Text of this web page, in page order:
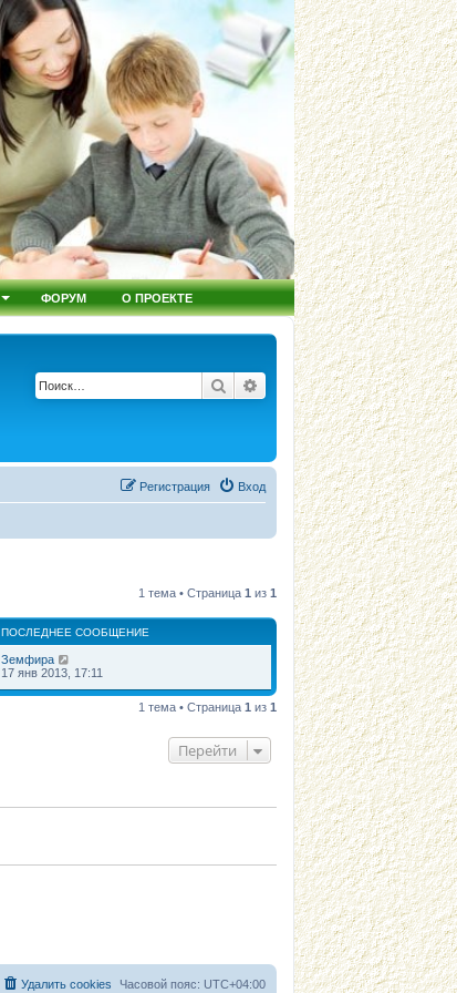
ФОРУМ О ПРОЕКТЕ
Поиск Расширенный поиск
Вход
Регистрация
1 тема • Страница 1 из 1
ПОСЛЕДНЕЕ СООБЩЕНИЕ
Земфира
17 янв 2013, 17:11
1 тема • Страница 1 из 1
Перейти
Часовой пояс: UTC+04:00
Удалить cookies